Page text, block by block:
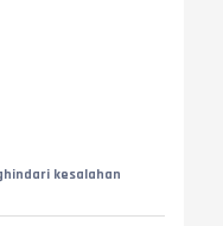
kesalahan